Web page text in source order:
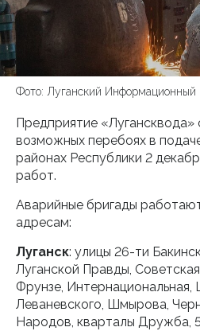
Фото: Луганский Информационный
Предприятие
возможных перебоях в
районах Республики 2
работ.
Аварийные бригады
адресам:
Луганск: улицы 26-ти
Луганской Правды,
Фрунзе, Интернациональная,
Леваневского, Шмырова,
Народов, кварталы Дружба,